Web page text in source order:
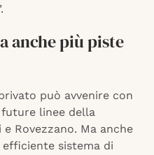
anche più piste
può avvenire con
future linee della
Rovezzano. Ma anche
efficiente sistema di